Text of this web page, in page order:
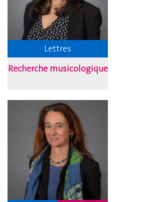
Lettres
Recherche musicologique